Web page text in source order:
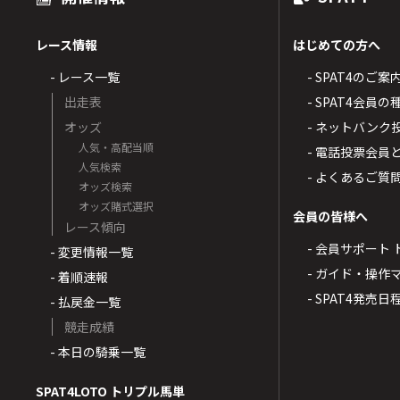
レース情報
- レース一覧
出走表
オッズ
人気・高配当順
人気検索
オッズ検索
オッズ賭式選択
レース傾向
- 変更情報一覧
- 着順速報
- 払戻金一覧
競走成績
- 本日の騎乗一覧
SPAT4LOTO トリプル馬単
はじめての方へ
- SPAT4のご案
- SPAT4会員の
- ネットバンク
- 電話投票会員
- よくあるご質
会員の皆様へ
- 会員サポート
- ガイド・操作
- SPAT4発売日